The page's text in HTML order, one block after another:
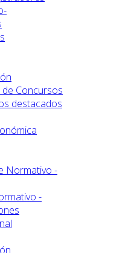
Concursos
destacados
Normativo -
-